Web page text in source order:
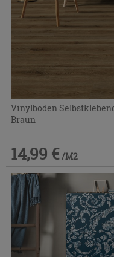
Vinylboden
Braun
14,99 € /M2